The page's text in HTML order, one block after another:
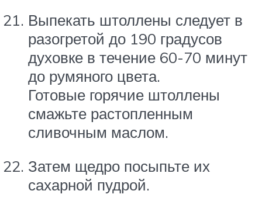
Выпекать штоллены следует в
разогретой до 190 градусов
духовке в течение 60-70 минут
до румяного цвета.
Готовые горячие штоллены
смажьте растопленным
сливочным маслом.
Затем щедро посыпьте их
сахарной пудрой.